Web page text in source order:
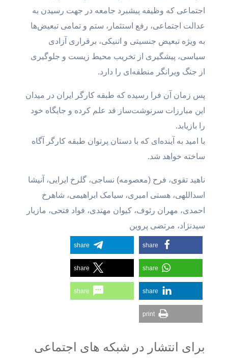
اجتماعی که وظیفه پیشبرد جامعه در جهت رسیدن به
عدالت اجتماعی، رفع استثمار، ستم و تمامی تبعیض‌ها
به ویژه تبعیض جنسیتی و اتنیکی، برقراری آزادی
سیاسی، پیشگیری از تخریب محیط زیست و جلوگیری
از جنگ ویرانگر منطقه‌ای را دارد.
پس زمان آن فرا رسیده که طبقه کارگر ایران در میدان
این مبارزات سرنوشت‌ساز قد علم کرده و جایگاه خود
را بازیابد.
با امید به آینده‌ای که با دستان پرتوان طبقه کارگر آگاه
ساخته خواهد شد.
ناهید تقوی، فرح (معصومه) نساجی، گلرخ ایرایی، آنیشا
اسداللهی، هستی امیری، سیامک ابراهیمی، شاهرخ
احمدی، مهران رئوف، کیوان مهتدی، فواد فتحی، مازیار
سیدنژاد، مرتضی پروین
share
share
share
share
share
share
print
برای انتشار در شبکه های اجتماعی